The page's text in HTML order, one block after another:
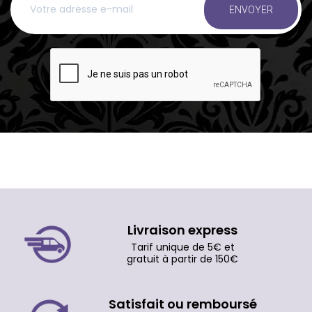
ENVOYER
Livraison express
Tarif unique de 5€ et
gratuit à partir de 150€
Satisfait ou remboursé